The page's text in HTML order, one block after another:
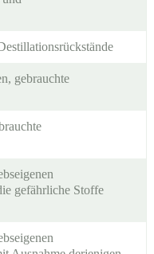
gebrauchte
gefährliche Stoffe